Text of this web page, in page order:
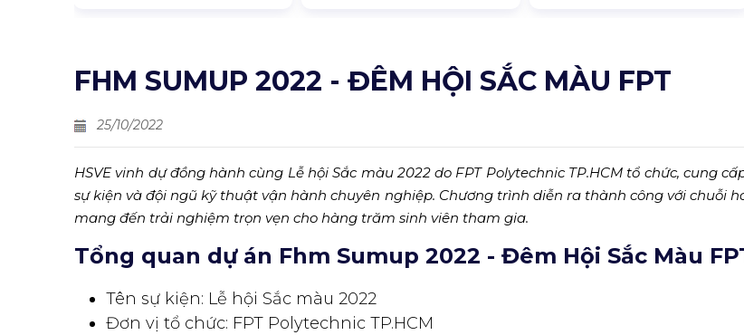
FHM SUMUP 2022 - ĐÊM HỘI SẮC MÀU FPT
25/10/2022
HSVE vinh dự đồng hành cùng Lễ hội Sắc màu 2022 do FPT Polytechnic TP.HCM tổ chức, cung
sự kiện và đội ngũ kỹ thuật vận hành chuyên nghiệp. Chương trình diễn ra thành công với chuỗi
mang đến trải nghiệm trọn vẹn cho hàng trăm sinh viên tham gia.
Tổng quan dự án Fhm Sumup 2022 - Đêm Hội Sắc Màu
Tên sự kiện: Lễ hội Sắc màu 2022
Đơn vị tổ chức: FPT Polytechnic TP.HCM